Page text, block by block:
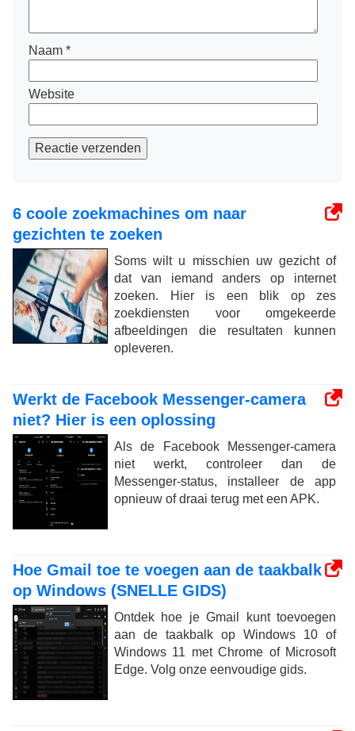
Naam *
Website
Reactie verzenden
6 coole zoekmachines om naar
gezichten te zoeken
Soms wilt u misschien uw gezicht of
dat van iemand anders op internet
zoeken. Hier is een blik op zes
zoekdiensten voor omgekeerde
afbeeldingen die resultaten kunnen
opleveren.
Werkt de Facebook Messenger-camera
niet? Hier is een oplossing
Als de Facebook Messenger-camera
niet werkt, controleer dan de
Messenger-status, installeer de app
opnieuw of draai terug met een APK.
Hoe Gmail toe te voegen aan de taakbalk
op Windows (SNELLE GIDS)
Ontdek hoe je Gmail kunt toevoegen
aan de taakbalk op Windows 10 of
Windows 11 met Chrome of Microsoft
Edge. Volg onze eenvoudige gids.